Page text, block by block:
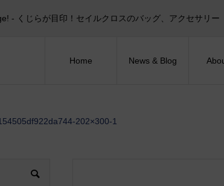
‐ くじらが目印！セイルクロスのバッグ、アクセサリー
Home News & Blog
202×300-1